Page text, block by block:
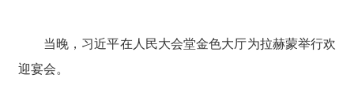
当晚，习近平在人民大会堂金色大厅为拉赫蒙举行欢
迎宴会。